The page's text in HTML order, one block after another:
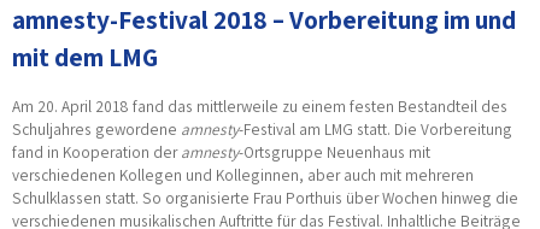
amnesty-Festival 2018 – Vorbereitung im und
mit dem LMG
Am 20. April 2018 fand das mittlerweile zu einem festen Bestandteil des
Schuljahres gewordene amnesty-Festival am LMG statt. Die Vorbereitung
fand in Kooperation deramnesty-Ortsgruppe Neuenhaus mit
verschiedenen Kollegen und Kolleginnen, aber auch mit mehreren
Schulklassen statt. So organisierte Frau Porthuis über Wochen hinweg die
verschiedenen musikalischen Auftritte für das Festival. Inhaltliche Beiträge